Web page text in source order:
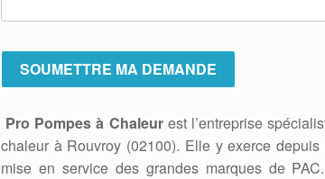
Pro Pompes à Chaleurest l’entreprise
chaleur à Rouvroy (02100). Elle y exerce
mise en service des grandes marques de